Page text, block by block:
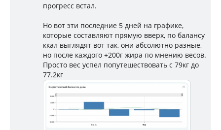
прогресс встал.
Но вот эти последние 5 дней на графике,
которые составляют прямую вверх, по балансу
ккал выглядят вот так, они абсолютно разные,
но после каждого +200г жира по мнению весов.
Просто вес успел попутешествовать с 79кг до
77.2кг